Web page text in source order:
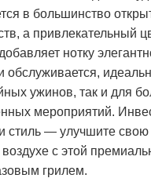
в большинство
а привлекательный
нотку
обслуживается,
ужинов, так и для
мероприятий.
стиль — улучшите свою
с этой
грилем.